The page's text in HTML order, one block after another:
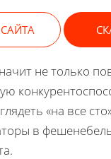
не только
«на все
в